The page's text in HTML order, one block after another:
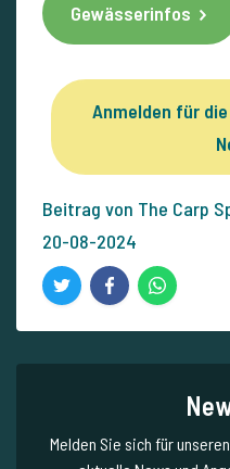
Gewässerinfos
Anmelden für
Beitrag von The Carp
20-08-2024
Melden Sie sich für